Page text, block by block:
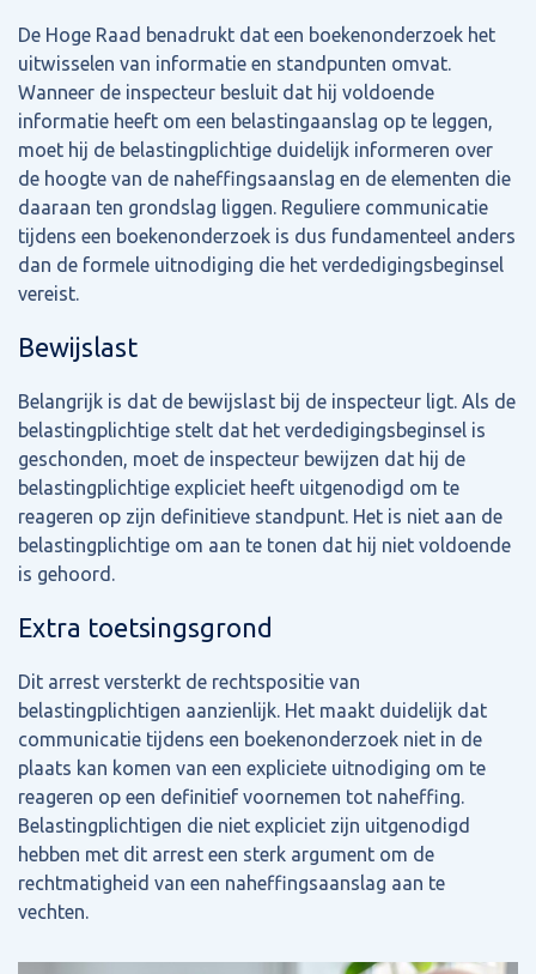
De Hoge Raad benadrukt dat een boekenonderzoek het
uitwisselen van informatie en standpunten omvat.
Wanneer de inspecteur besluit dat hij voldoende
informatie heeft om een belastingaanslag op te leggen,
moet hij de belastingplichtige duidelijk informeren over
de hoogte van de naheffingsaanslag en de elementen die
daaraan ten grondslag liggen. Reguliere communicatie
tijdens een boekenonderzoek is dus fundamenteel anders
dan de formele uitnodiging die het verdedigingsbeginsel
vereist.
Bewijslast
Belangrijk is dat de bewijslast bij de inspecteur ligt. Als de
belastingplichtige stelt dat het verdedigingsbeginsel is
geschonden, moet de inspecteur bewijzen dat hij de
belastingplichtige expliciet heeft uitgenodigd om te
reageren op zijn definitieve standpunt. Het is niet aan de
belastingplichtige om aan te tonen dat hij niet voldoende
is gehoord.
Extra toetsingsgrond
Dit arrest versterkt de rechtspositie van
belastingplichtigen aanzienlijk. Het maakt duidelijk dat
communicatie tijdens een boekenonderzoek niet in de
plaats kan komen van een expliciete uitnodiging om te
reageren op een definitief voornemen tot naheffing.
Belastingplichtigen die niet expliciet zijn uitgenodigd
hebben met dit arrest een sterk argument om de
rechtmatigheid van een naheffingsaanslag aan te
vechten.